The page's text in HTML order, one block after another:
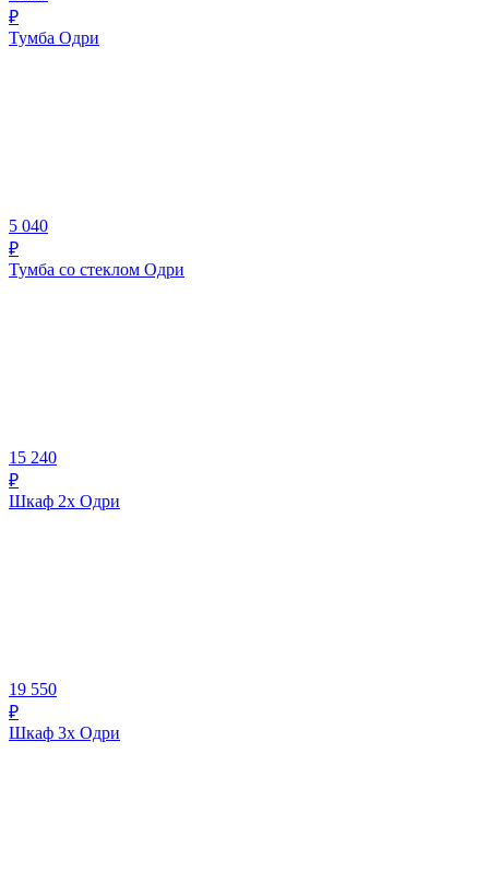
₽
Тумба Одри
5 040
₽
Тумба со стеклом Одри
15 240
₽
Шкаф 2х Одри
19 550
₽
Шкаф 3х Одри